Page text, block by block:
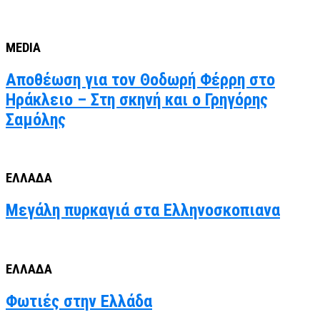
MEDIA
Αποθέωση για τον Θοδωρή Φέρρη στο
Ηράκλειο – Στη σκηνή και ο Γρηγόρης
Σαμόλης
ΕΛΛΑΔΑ
Μεγάλη πυρκαγιά στα Ελληνοσκοπιανα
ΕΛΛΑΔΑ
Φωτιές στην Ελλάδα